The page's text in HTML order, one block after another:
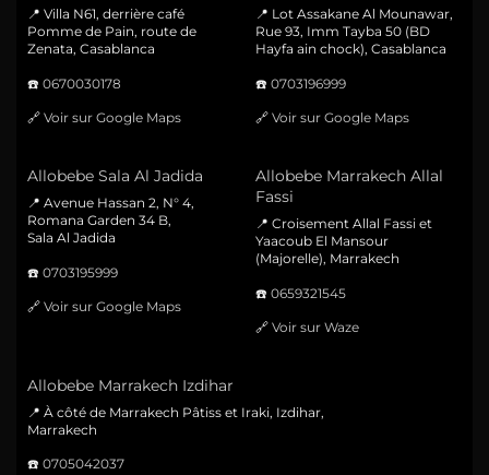
📍 Villa N61, derrière café
Pomme de Pain, route de
Zenata, Casablanca
☎️ 0670030178
🔗 Voir sur Google Maps
📍 Lot Assakane Al Mounawar,
Rue 93, Imm Tayba 50 (BD
Hayfa ain chock), Casablanca
☎️ 0703196999
🔗 Voir sur Google Maps
Allobebe Sala Al Jadida
📍 Avenue Hassan 2, N° 4,
Romana Garden 34 B,
Sala Al Jadida
☎️ 0703195999
🔗 Voir sur Google Maps
Allobebe Marrakech Allal
Fassi
📍 Croisement Allal Fassi et
Yaacoub El Mansour
(Majorelle), Marrakech
☎️ 0659321545
🔗 Voir sur Waze
Allobebe Marrakech Izdihar
📍 À côté de Marrakech Pâtiss et Iraki, Izdihar,
Marrakech
☎️ 0705042037